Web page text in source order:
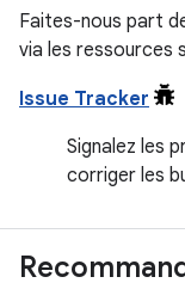
Faites-nous part
via les ressources
Issue Tracker
Signalez les
corriger les